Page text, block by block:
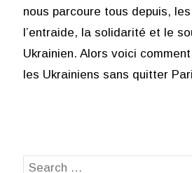
nous parcoure tous depuis,
l’entraide, la solidarité et le
Ukrainien. Alors voici
les Ukrainiens sans quitter
Search